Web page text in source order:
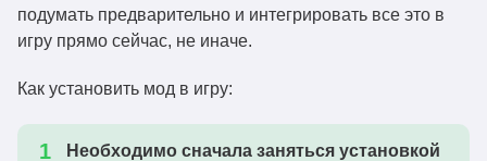
подумать предварительно и интегрировать все это в
игру прямо сейчас, не иначе.
Как установить мод в игру:
Необходимо сначала заняться установкой